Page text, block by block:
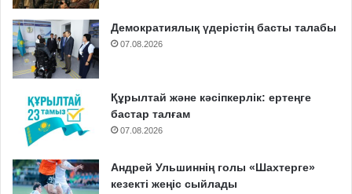
Демократиялық үдерістің басты талабы
07.08.2026
Құрылтай және кәсіпкерлік: ертеңге
бастар талғам
07.08.2026
Андрей Ульшиннің голы «Шахтерге»
кезекті жеңіс сыйлады